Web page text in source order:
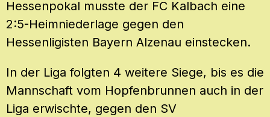
Hessenpokal musste der FC Kalbach eine
2:5-Heimniederlage gegen den
Hessenligisten Bayern Alzenau einstecken.
In der Liga folgten 4 weitere Siege, bis es die
Mannschaft vom Hopfenbrunnen auch in der
Liga erwischte, gegen den SV